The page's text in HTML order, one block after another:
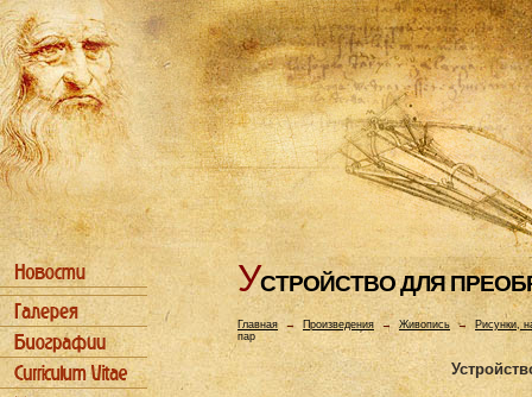
УСТРОЙСТВО ДЛЯ
Главная→ Произведения → Живопись → Рисунки,
пар